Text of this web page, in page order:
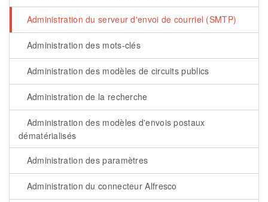
Administration du serveur d'envoi de courriel (SMTP)
Administration des mots-clés
Administration des modèles de circuits publics
Administration de la recherche
Administration des modèles d'envois postaux
dématérialisés
Administration des paramètres
Administration du connecteur Alfresco